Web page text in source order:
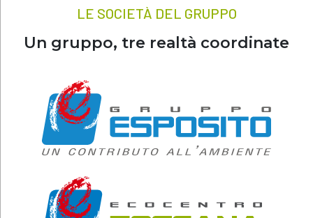
LE SOCIETÀ DEL GRUPPO
Un gruppo, tre realtà coordinate